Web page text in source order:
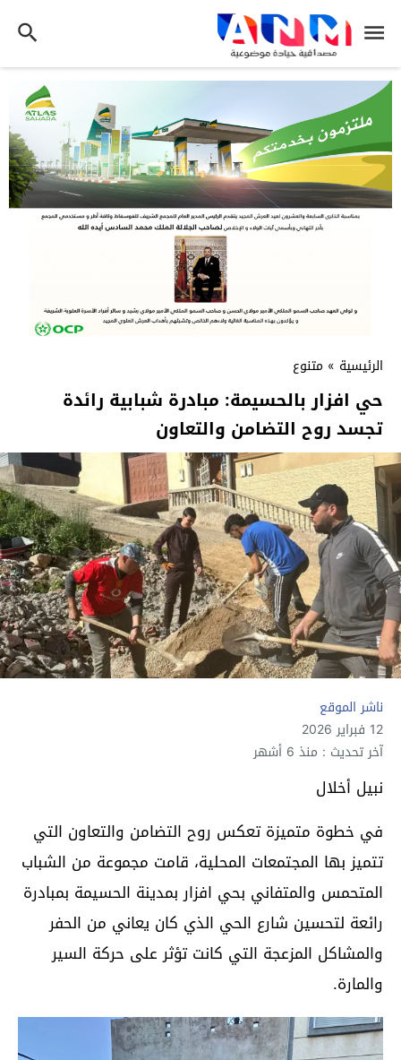
الرئيسية » متنوع
حي افزار بالحسيمة: مبادرة شبابية رائدة
تجسد روح التضامن والتعاون
ناشر الموقع
12 فبراير 2026
آخر تحديث : منذ 6 أشهر
نبيل أخلال
في خطوة متميزة تعكس روح التضامن والتعاون التي
تتميز بها المجتمعات المحلية، قامت مجموعة من الشباب
المتحمس والمتفاني بحي افزار بمدينة الحسيمة بمبادرة
رائعة لتحسين شارع الحي الذي كان يعاني من الحفر
والمشاكل المزعجة التي كانت تؤثر على حركة السير
والمارة.